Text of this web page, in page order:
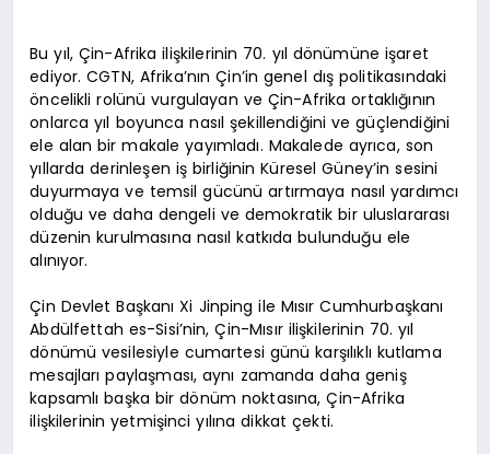
Bu yıl, Çin-Afrika ilişkilerinin 70. yıl dönümüne işaret
ediyor. CGTN, Afrika’nın Çin’in genel dış politikasındaki
öncelikli rolünü vurgulayan ve Çin-Afrika ortaklığının
onlarca yıl boyunca nasıl şekillendiğini ve güçlendiğini
ele alan bir makale yayımladı. Makalede ayrıca, son
yıllarda derinleşen iş birliğinin Küresel Güney’in sesini
duyurmaya ve temsil gücünü artırmaya nasıl yardımcı
olduğu ve daha dengeli ve demokratik bir uluslararası
düzenin kurulmasına nasıl katkıda bulunduğu ele
alınıyor.
Çin Devlet Başkanı Xi Jinping ile Mısır Cumhurbaşkanı
Abdülfettah es-Sisi’nin, Çin-Mısır ilişkilerinin 70. yıl
dönümü vesilesiyle cumartesi günü karşılıklı kutlama
mesajları paylaşması, aynı zamanda daha geniş
kapsamlı başka bir dönüm noktasına, Çin-Afrika
ilişkilerinin yetmişinci yılına dikkat çekti.